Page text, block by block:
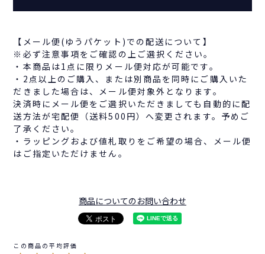
【メール便(ゆうパケット)での配送について】
※必ず注意事項をご確認の上ご選択ください。
・本商品は1点に限りメール便対応が可能です。
・2点以上のご購入、または別商品を同時にご購入いた
だきました場合は、メール便対象外となります。
決済時にメール便をご選択いただきましても自動的に配
送方法が宅配便（送料500円）へ変更されます。予めご
了承ください。
・ラッピングおよび値札取りをご希望の場合、メール便
はご指定いただけません。
商品についてのお問い合わせ